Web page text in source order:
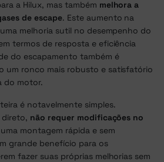
a Hilux, mas também melhora a
de escape. Este aumento na
melhoria sutil no desempenho do
termos de resposta e eficiência
do escapamento também é
um ronco mais robusto e satisfatório
do motor.
é notavelmente simples.
direto, não requer modificações no
montagem rápida e sem
grande benefício para os
fazer suas próprias melhorias sem